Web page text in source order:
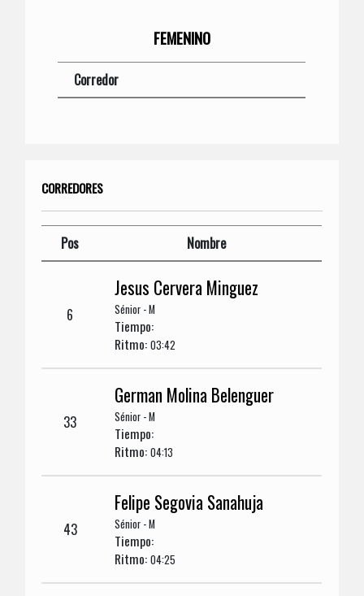
FEMENINO
Corredor
CORREDORES
Pos Nombre
6
Jesus Cervera Minguez
Sénior - M
Tiempo:
Ritmo:03:42
33
German Molina Belenguer
Sénior - M
Tiempo:
Ritmo:04:13
43
Felipe Segovia Sanahuja
Sénior - M
Tiempo:
Ritmo:04:25